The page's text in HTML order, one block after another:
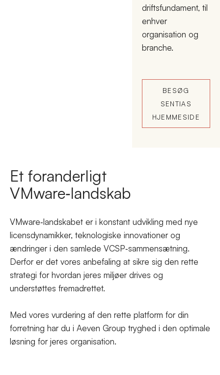
driftsfundament, til
enhver
organisation og
branche.
BESØG
SENTIAS
HJEMMESIDE
Et foranderligt
VMware‑landskab
VMware‑landskabet er i konstant udvikling med nye
licensdynamikker, teknologiske innovationer og
ændringer i den samlede VCSP‑sammensætning.
Derfor er det vores anbefaling at sikre sig den rette
strategi for hvordan jeres miljøer drives og
understøttes fremadrettet.
Med vores vurdering af den rette platform for din
forretning har du i Aeven Group tryghed i den optimale
løsning for jeres organisation.